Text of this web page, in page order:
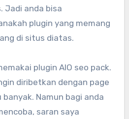
Jadi anda bisa
plugin yang memang
di situs diatas.
plugin AIO seo pack.
diribetkan dengan page
Namun bagi anda
saran saya